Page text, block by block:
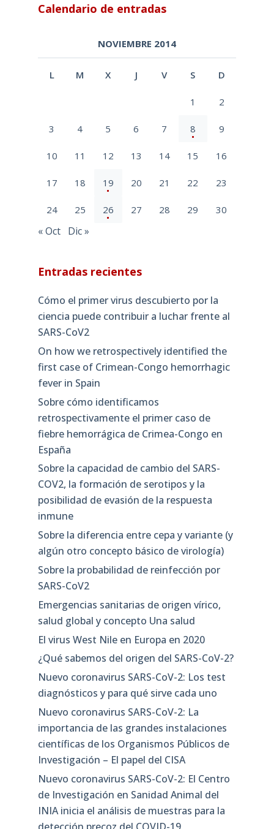
Calendario de entradas
NOVIEMBRE 2014
L M X J V S D
1 2
3 4 5 6 7 8 9
10 11 12 13 14 15 16
17 18 19 20 21 22 23
24 25 26 27 28 29 30
« Oct Dic »
Entradas recientes
Cómo el primer virus descubierto por la
ciencia puede contribuir a luchar frente al
SARS-CoV2
On how we retrospectively identified the
first case of Crimean-Congo hemorrhagic
fever in Spain
Sobre cómo identificamos
retrospectivamente el primer caso de
fiebre hemorrágica de Crimea-Congo en
España
Sobre la capacidad de cambio del SARS-
COV2, la formación de serotipos y la
posibilidad de evasión de la respuesta
inmune
Sobre la diferencia entre cepa y variante (y
algún otro concepto básico de virología)
Sobre la probabilidad de reinfección por
SARS-CoV2
Emergencias sanitarias de origen vírico,
salud global y concepto Una salud
El virus West Nile en Europa en 2020
¿Qué sabemos del origen del SARS-CoV-2?
Nuevo coronavirus SARS-CoV-2: Los test
diagnósticos y para qué sirve cada uno
Nuevo coronavirus SARS-CoV-2: La
importancia de las grandes instalaciones
científicas de los Organismos Públicos de
Investigación – El papel del CISA
Nuevo coronavirus SARS-CoV-2: El Centro
de Investigación en Sanidad Animal del
INIA inicia el análisis de muestras para la